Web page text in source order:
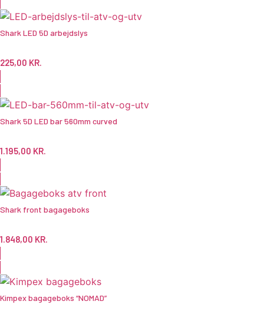
Shark LED 5D arbejdslys
225,00 KR.
Shark 5D LED bar 560mm curved
1.195,00 KR.
Shark front bagageboks
1.848,00 KR.
Kimpex bagageboks “NOMAD”